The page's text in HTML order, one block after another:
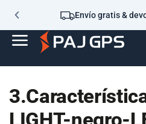
Envío gratis &